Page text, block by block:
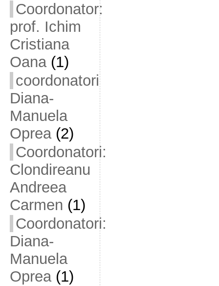
Coordonator:
prof. Ichim
Cristiana
Oana(1)
coordonatori
Diana-
Manuela
Oprea(2)
Coordonatori:
Clondireanu
Andreea
Carmen (1)
Coordonatori:
Diana-
Manuela
Oprea(1)